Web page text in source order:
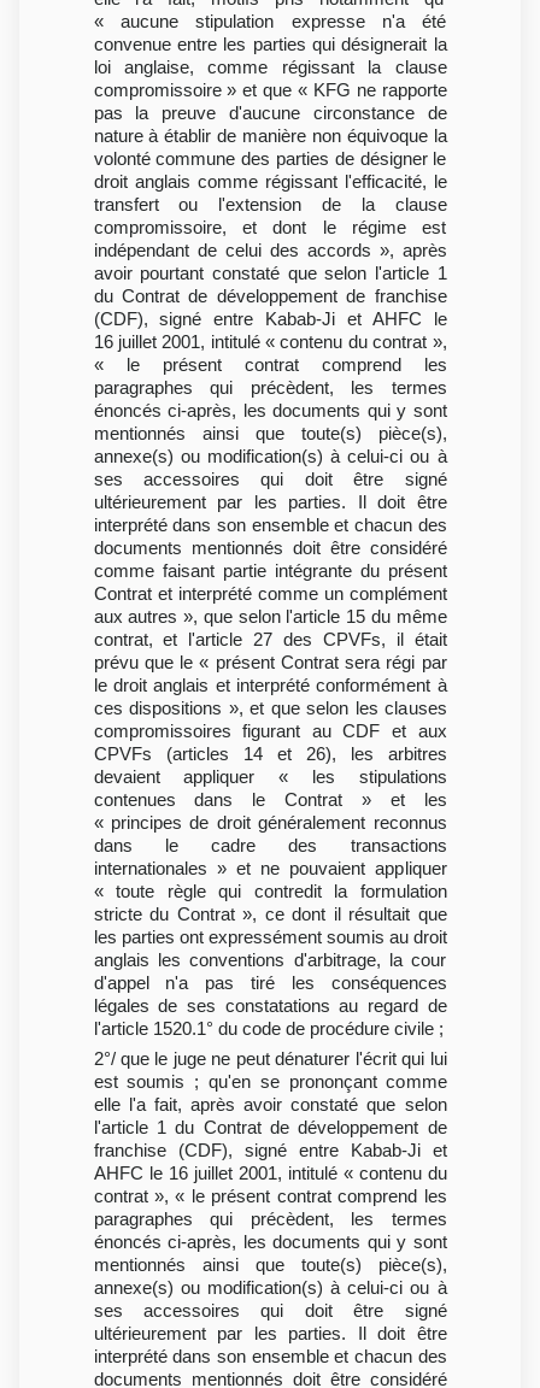
« aucune stipulation expresse n'a été
convenue entre les parties qui désignerait la
loi anglaise, comme régissant la clause
compromissoire » et que « KFG ne rapporte
pas la preuve d'aucune circonstance de
nature à établir de manière non équivoque la
volonté commune des parties de désigner le
droit anglais comme régissant l'efficacité, le
transfert ou l'extension de la clause
compromissoire, et dont le régime est
indépendant de celui des accords », après
avoir pourtant constaté que selon l'article 1
du Contrat de développement de franchise
(CDF), signé entre Kabab-Ji et AHFC le
16 juillet 2001, intitulé « contenu du contrat »,
« le présent contrat comprend les
paragraphes qui précèdent, les termes
énoncés ci-après, les documents qui y sont
mentionnés ainsi que toute(s) pièce(s),
annexe(s) ou modification(s) à celui-ci ou à
ses accessoires qui doit être signé
ultérieurement par les parties. Il doit être
interprété dans son ensemble et chacun des
documents mentionnés doit être considéré
comme faisant partie intégrante du présent
Contrat et interprété comme un complément
aux autres », que selon l'article 15 du même
contrat, et l'article 27 des CPVFs, il était
prévu que le « présent Contrat sera régi par
le droit anglais et interprété conformément à
ces dispositions », et que selon les clauses
compromissoires figurant au CDF et aux
CPVFs (articles 14 et 26), les arbitres
devaient appliquer « les stipulations
contenues dans le Contrat » et les
« principes de droit généralement reconnus
dans le cadre des transactions
internationales » et ne pouvaient appliquer
« toute règle qui contredit la formulation
stricte du Contrat », ce dont il résultait que
les parties ont expressément soumis au droit
anglais les conventions d'arbitrage, la cour
d'appel n'a pas tiré les conséquences
légales de ses constatations au regard de
l'article 1520.1° du code de procédure civile ;
2°/ que le juge ne peut dénaturer l'écrit qui lui
est soumis ; qu'en se prononçant comme
elle l'a fait, après avoir constaté que selon
l'article 1 du Contrat de développement de
franchise (CDF), signé entre Kabab-Ji et
AHFC le 16 juillet 2001, intitulé « contenu du
contrat », « le présent contrat comprend les
paragraphes qui précèdent, les termes
énoncés ci-après, les documents qui y sont
mentionnés ainsi que toute(s) pièce(s),
annexe(s) ou modification(s) à celui-ci ou à
ses accessoires qui doit être signé
ultérieurement par les parties. Il doit être
interprété dans son ensemble et chacun des
documents mentionnés doit être considéré